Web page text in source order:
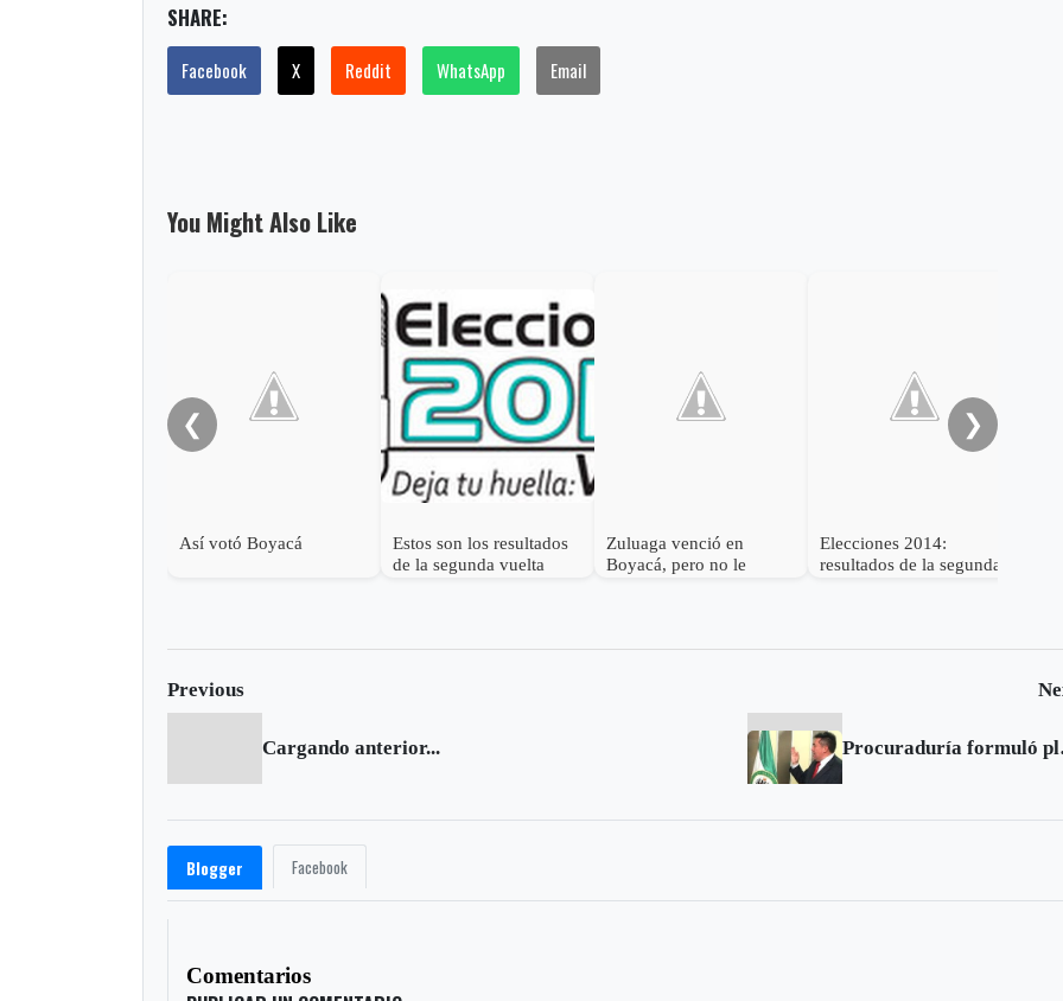
SHARE:
Facebook X Reddit WhatsApp Email
You Might Also Like
❮
Así votó Boyacá
Estos son los resultados
de la segunda vuelta
Zuluaga venció en
Boyacá, pero no le
Elecciones 2014:
resultados de la segunda
❯
Previous
Cargando anterior...
Blogger Facebook
Comentarios